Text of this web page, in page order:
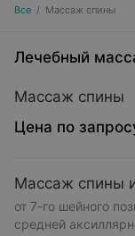
Все / Массаж спины
Лечебный
Массаж спины
Цена по
Массаж спины
от 7-го шейного
средней